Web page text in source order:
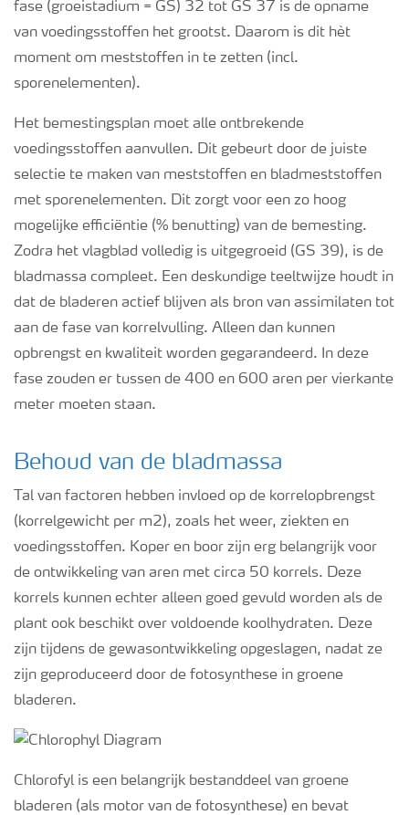
fase (groeistadium = GS) 32 tot GS 37 is de opname
van voedingsstoffen het grootst. Daarom is dit hèt
moment om meststoffen in te zetten (incl.
sporenelementen).
Het bemestingsplan moet alle ontbrekende
voedingsstoffen aanvullen. Dit gebeurt door de juiste
selectie te maken van meststoffen en bladmeststoffen
met sporenelementen. Dit zorgt voor een zo hoog
mogelijke efficiëntie (% benutting) van de bemesting.
Zodra het vlagblad volledig is uitgegroeid (GS 39), is de
bladmassa compleet. Een deskundige teeltwijze houdt in
dat de bladeren actief blijven als bron van assimilaten tot
aan de fase van korrelvulling. Alleen dan kunnen
opbrengst en kwaliteit worden gegarandeerd. In deze
fase zouden er tussen de 400 en 600 aren per vierkante
meter moeten staan.
Behoud van de bladmassa
Tal van factoren hebben invloed op de korrelopbrengst
(korrelgewicht per m2), zoals het weer, ziekten en
voedingsstoffen. Koper en boor zijn erg belangrijk voor
de ontwikkeling van aren met circa 50 korrels. Deze
korrels kunnen echter alleen goed gevuld worden als de
plant ook beschikt over voldoende koolhydraten. Deze
zijn tijdens de gewasontwikkeling opgeslagen, nadat ze
zijn geproduceerd door de fotosynthese in groene
bladeren.
Chlorofyl is een belangrijk bestanddeel van groene
bladeren (als motor van de fotosynthese) en bevat